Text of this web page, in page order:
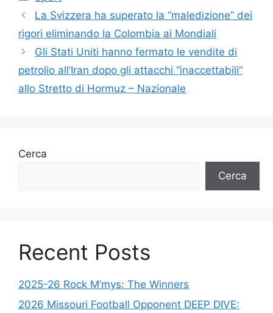
La Svizzera ha superato la “maledizione” dei
rigori eliminando la Colombia ai Mondiali
Gli Stati Uniti hanno fermato le vendite di
petrolio all’Iran dopo gli attacchi “inaccettabili”
allo Stretto di Hormuz – Nazionale
Cerca
Cerca
Recent Posts
2025-26 Rock M’mys: The Winners
2026 Missouri Football Opponent DEEP DIVE: